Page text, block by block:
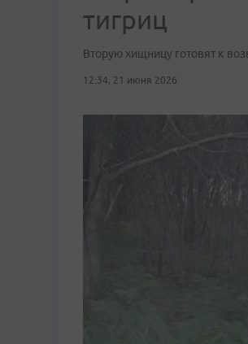
тигриц
Вторую хищницу готовят к
12:34, 21 июня 2026